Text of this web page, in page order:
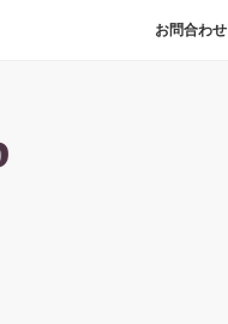
お問合わせ